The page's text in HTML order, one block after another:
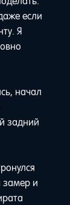
если
Я
начал
задний
замер и